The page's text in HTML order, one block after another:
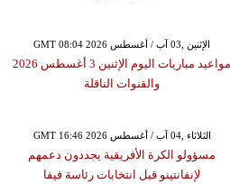
GMT 08:04 2026 الإثنين ,03 آب / أغسطس
مواعيد مباريات اليوم الإثنين 3 أغسطس 2026
والقنوات الناقلة
GMT 16:46 2026 الثلاثاء ,04 آب / أغسطس
مسؤولو الكرة الأفريقية يجددون دعمهم
لإنفانتينو قبل انتخابات رئاسة فيفا